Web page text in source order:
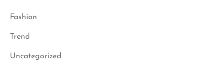
Fashion
Trend
Uncategorized